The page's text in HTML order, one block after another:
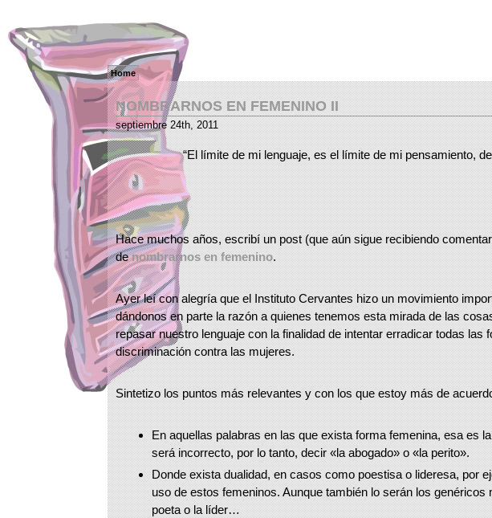
Home
NOMBRARNOS EN FEMENINO II
septiembre 24th, 2011
“El límite de mi lenguaje, es el límite de mi pensamiento,
Hace muchos años, escribí un post (que aún sigue recibiendo
denombrarnos en femenino.
Ayer leí con alegría que el Instituto Cervantes hizo un movimiento
dándonos en parte la razón a quienes tenemos esta mirada de las
repasar nuestro lenguaje con la finalidad de intentar erradicar todas las
discriminación contra las mujeres.
Sintetizo los puntos más relevantes y con los que estoy más de
En aquellas palabras en las que exista forma femenina, esa es
será incorrecto, por lo tanto, decir «la abogado» o «la perito».
Donde exista dualidad, en casos como poestisa o lideresa, por
uso de estos femeninos. Aunque también lo serán los genéricos
poeta o la líder…